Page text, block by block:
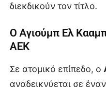
διεκδικούν τον τίτλο.
Ο Αγιούμπ Ελ
ΑΕΚ
Σε ατομικό επίπεδο, ο
αναδεικνύεται σε